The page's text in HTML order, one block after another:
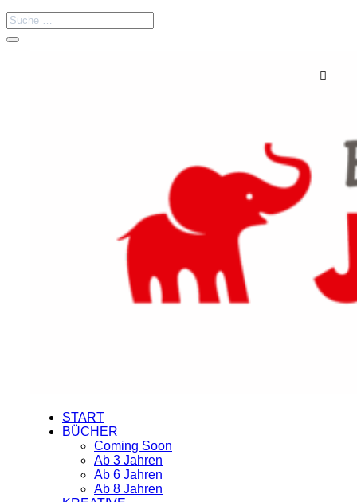

START
BÜCHER
Coming Soon
Ab 3 Jahren
Ab 6 Jahren
Ab 8 Jahren